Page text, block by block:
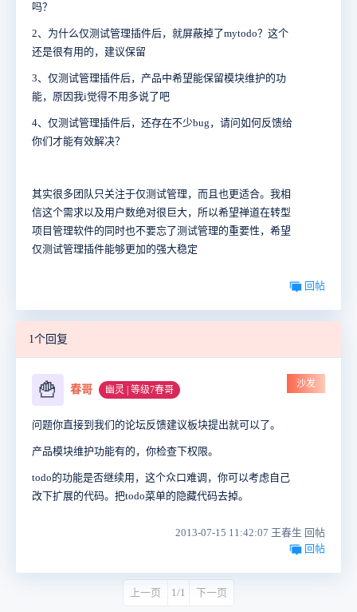
吗？
2、为什么仅测试管理插件后，就屏蔽掉了mytodo？这个
还是很有用的，建议保留
3、仅测试管理插件后，产品中希望能保留模块维护的功
能，原因我i觉得不用多说了吧
4、仅测试管理插件后，还存在不少bug，请问如何反馈给
你们才能有效解决？
其实很多团队只关注于仅测试管理，而且也更适合。我相
信这个需求以及用户数绝对很巨大，所以希望禅道在转型
项目管理软件的同时也不要忘了测试管理的重要性，希望
仅测试管理插件能够更加的强大稳定
回帖
1个回复
🍟 春哥 幽灵 | 等级7春哥
沙发
问题你直接到我们的论坛反馈建议板块提出就可以了。
产品模块维护功能有的，你检查下权限。
todo的功能是否继续用，这个众口难调，你可以考虑自己
改下扩展的代码。把todo菜单的隐藏代码去掉。
2013-07-15 11:42:07 王春生 回帖
回帖
上一页 1/1 下一页